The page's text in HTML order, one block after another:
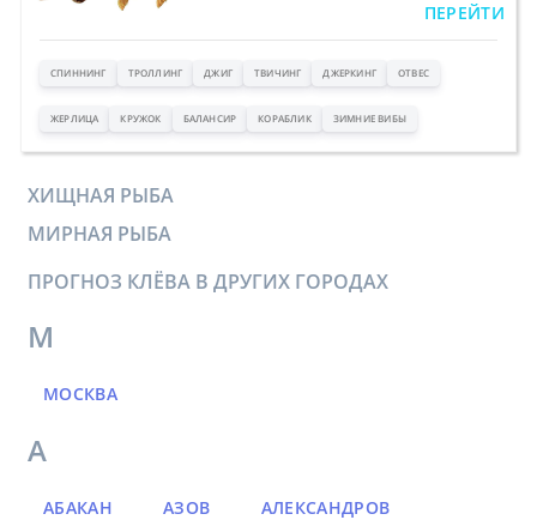
ПЕРЕЙТИ
СПИННИНГ ТРОЛЛИНГ ДЖИГ ТВИЧИНГ ДЖЕРКИНГ ОТВЕС
ЖЕРЛИЦА КРУЖОК БАЛАНСИР КОРАБЛИК ЗИМНИЕ ВИБЫ
ХИЩНАЯ РЫБА
МИРНАЯ РЫБА
ПРОГНОЗ КЛЁВА В ДРУГИХ ГОРОДАХ
М
МОСКВА
А
АБАКАН АЗОВ АЛЕКСАНДРОВ